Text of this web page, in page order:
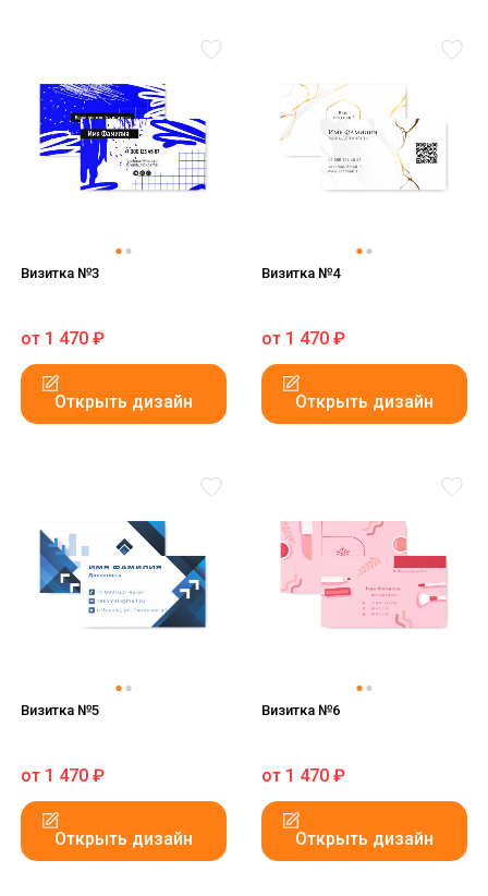
Визитка №3
от 1 470 ₽
Открыть дизайн
Визитка №4
от 1 470 ₽
Открыть дизайн
Визитка №5
от 1 470 ₽
Открыть дизайн
Визитка №6
от 1 470 ₽
Открыть дизайн